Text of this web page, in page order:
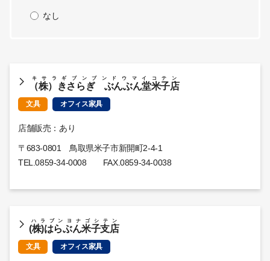
なし
（株）きさらぎ ぶんぶん堂米子店
キサラギブンブンドウマイコテン
文具 オフィス家具
店舗販売：あり
〒683-0801 鳥取県米子市新開町2-4-1
TEL.0859-34-0008 FAX.0859-34-0038
(株)はらぶん米子支店
ハラブンヨナゴシテン
文具 オフィス家具